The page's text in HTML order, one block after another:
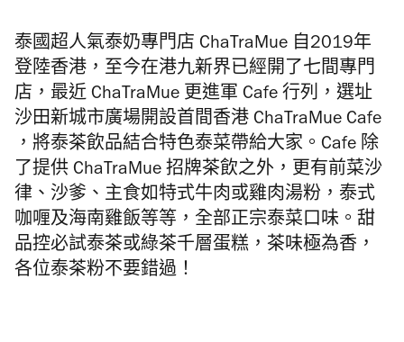
泰國超人氣泰奶專門店 ChaTraMue 自2019年
登陸香港，至今在港九新界已經開了七間專門
店，最近 ChaTraMue 更進軍 Cafe 行列， 選址
沙田新城市廣場開設 首間香港 ChaTraMue Cafe
，將泰茶飲品結合特色泰菜帶給大家。Cafe 除
了提供 ChaTraMue 招牌茶飲之外，更有前菜沙
律、沙爹、 主食如特式牛肉或雞肉湯粉，泰式
咖喱及海南雞飯等等，全部正宗泰菜口味。甜
品控必試泰茶或綠茶千層蛋糕，茶味極為香，
各位泰茶粉不要錯過！